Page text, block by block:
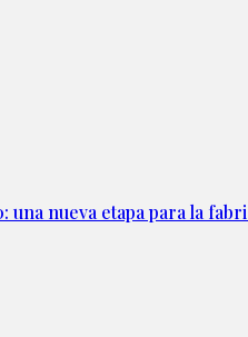
una nueva etapa para la